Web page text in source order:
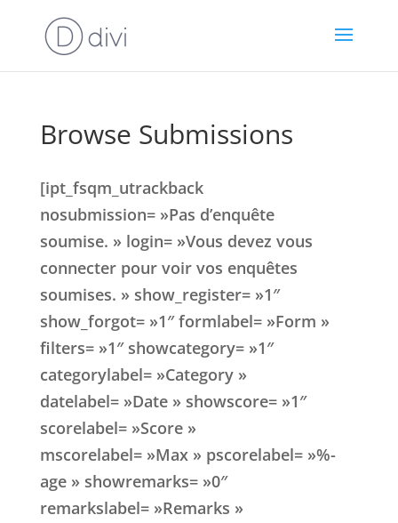
Browse Submissions
[ipt_fsqm_utrackback
nosubmission= »Pas d’enquête
soumise. » login= »Vous devez vous
connecter pour voir vos enquêtes
soumises. » show_register= »1″
show_forgot= »1″ formlabel= »Form »
filters= »1″ showcategory= »1″
categorylabel= »Category »
datelabel= »Date » showscore= »1″
scorelabel= »Score »
mscorelabel= »Max » pscorelabel= »%-
age » showremarks= »0″
remarkslabel= »Remarks »